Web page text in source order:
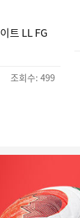
트 LL FG
조회수: 499